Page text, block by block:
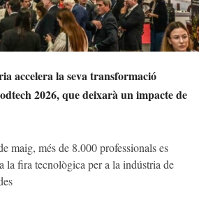
accelera la seva transformació
2026, que deixarà un impacte de
maig, més de 8.000 professionals es
la fira tecnològica per a la indústria de